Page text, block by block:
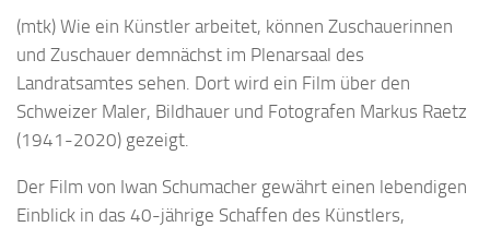
(mtk) Wie ein Künstler arbeitet, können Zuschauerinnen
und Zuschauer demnächst im Plenarsaal des
Landratsamtes sehen. Dort wird ein Film über den
Schweizer Maler, Bildhauer und Fotografen Markus Raetz
(1941-2020) gezeigt.
Der Film von Iwan Schumacher gewährt einen lebendigen
Einblick in das 40-jährige Schaffen des Künstlers,